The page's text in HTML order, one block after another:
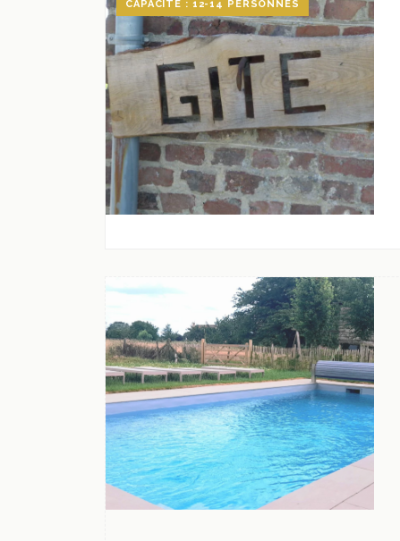
CAPACITÉ : 12-14 PERSONNES